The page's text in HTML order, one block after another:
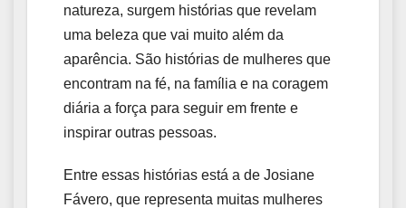
natureza, surgem histórias que revelam
uma beleza que vai muito além da
aparência. São histórias de mulheres que
encontram na fé, na família e na coragem
diária a força para seguir em frente e
inspirar outras pessoas.
Entre essas histórias está a de Josiane
Fávero, que representa muitas mulheres